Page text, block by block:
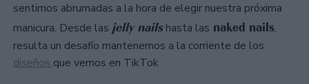
sentimos abrumadas a la hora de elegir nuestra próxima
manicura. Desde las jelly nailshasta las naked nails,
resulta un desafío mantenernos a la corriente de los
diseños que vemos en TikTok